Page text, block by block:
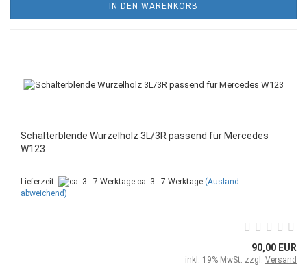
IN DEN WARENKORB
Schalterblende Wurzelholz 3L/3R passend für Mercedes
W123
Lieferzeit: ca. 3 - 7 Werktage (Ausland
abweichend)
90,00 EUR
inkl. 19% MwSt. zzgl. Versand